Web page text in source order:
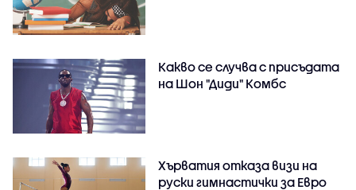
Какво се случва с присъдата
на Шон "Диди" Комбс
Хърватия отказа визи на
руски гимнастички за Евро